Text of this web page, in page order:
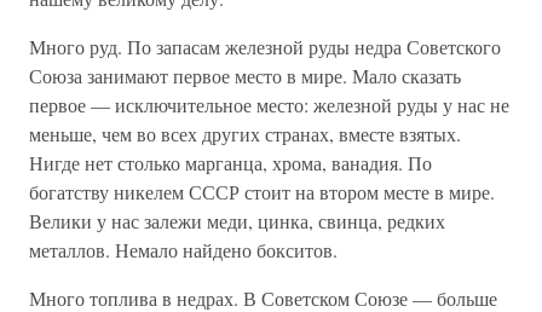
Много руд. По запасам железной руды недра Советского
Союза занимают первое место в мире. Мало сказать
первое — исключительное место: железной руды у нас не
меньше, чем во всех других странах, вместе взятых.
Нигде нет столько марганца, хрома, ванадия. По
богатству никелем СССР стоит на втором месте в мире.
Велики у нас залежи меди, цинка, свинца, редких
металлов. Немало найдено бокситов.
Много топлива в недрах. В Советском Союзе — больше